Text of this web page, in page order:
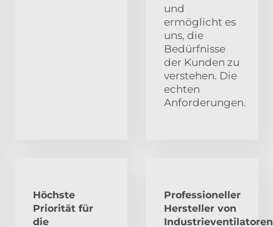
und
ermöglicht es
uns, die
Bedürfnisse
der Kunden zu
verstehen. Die
echten
Anforderungen.
Höchste
Priorität für
die
Professioneller
Hersteller von
Industrieventilatoren